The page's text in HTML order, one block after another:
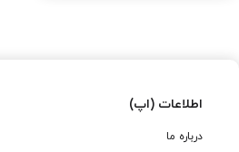
اطلاعات (اپ)
درباره ما